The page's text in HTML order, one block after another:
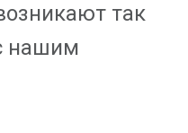
так
нашим